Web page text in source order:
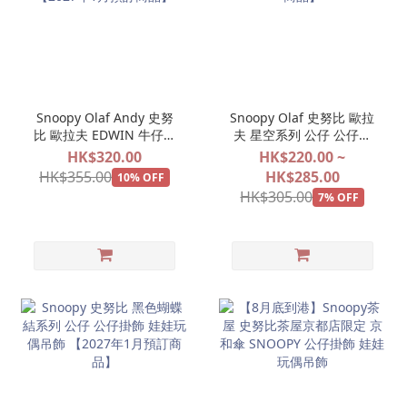
Snoopy Olaf Andy 史努
比 歐拉夫 EDWIN 牛仔褲
系列 公仔掛飾 娃娃玩偶吊
飾 【2027年1月預訂商
品】
HK$320.00
HK$355.00 10% OFF
Snoopy Olaf 史努比 歐拉
夫 星空系列 公仔 公仔掛
飾 娃娃玩偶吊飾 【2027
年2月預訂商品】
HK$220.00 ~
HK$285.00
HK$305.00 7% OFF